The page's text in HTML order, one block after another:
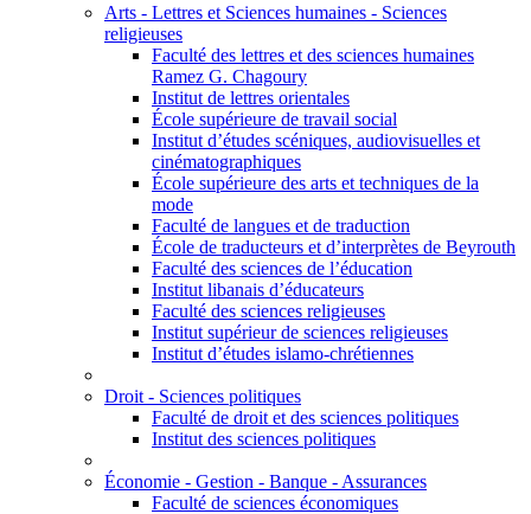
Arts - Lettres et Sciences humaines - Sciences
religieuses
Faculté des lettres et des sciences humaines
Ramez G. Chagoury
Institut de lettres orientales
École supérieure de travail social
Institut d’études scéniques, audiovisuelles et
cinématographiques
École supérieure des arts et techniques de la
mode
Faculté de langues et de traduction
École de traducteurs et d’interprètes de Beyrouth
Faculté des sciences de l’éducation
Institut libanais d’éducateurs
Faculté des sciences religieuses
Institut supérieur de sciences religieuses
Institut d’études islamo-chrétiennes
Droit - Sciences politiques
Faculté de droit et des sciences politiques
Institut des sciences politiques
Économie - Gestion - Banque - Assurances
Faculté de sciences économiques